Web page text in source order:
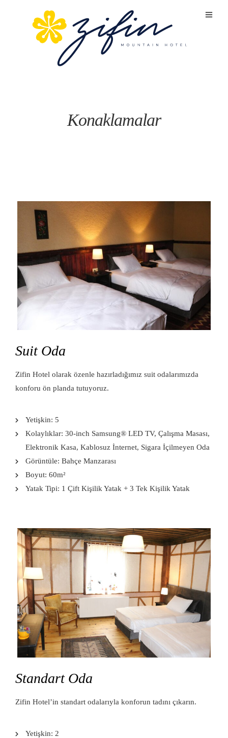
Konaklamalar
Suit Oda
Zifin Hotel olarak özenle hazırladığımız suit odalarımızda
konforu ön planda tutuyoruz.
Yetişkin: 5
Kolaylıklar: 30-inch Samsung® LED TV, Çalışma Masası,
Elektronik Kasa, Kablosuz İnternet, Sigara İçilmeyen Oda
Görüntüle: Bahçe Manzarası
Boyut: 60m²
Yatak Tipi: 1 Çift Kişilik Yatak + 3 Tek Kişilik Yatak
Standart Oda
Zifin Hotel’in standart odalarıyla konforun tadını çıkarın.
Yetişkin: 2